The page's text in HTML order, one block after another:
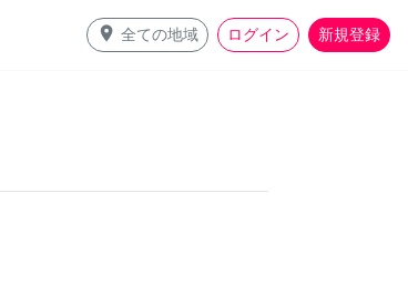
place 全ての地域 ログイン 新規登録